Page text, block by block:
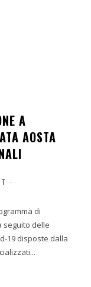
A
AOSTA
-
di
seguito delle
19 disposte dalla